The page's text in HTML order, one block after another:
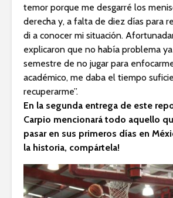
temor porque me desgarré los
derecha y, a falta de diez días para
di a conocer mi situación.
explicaron que no había problema
semestre de no jugar para
académico, me daba el tiempo
recuperarme”.
En la segunda entrega de este
Carpio mencionará todo aquello
pasar en sus primeros días en
la historia, compártela!